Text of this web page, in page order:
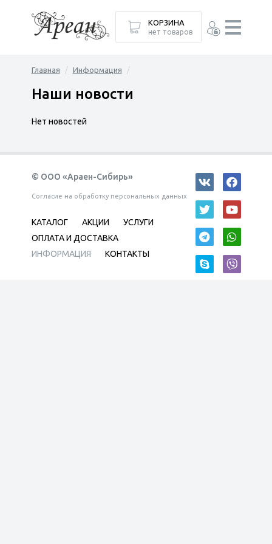
Главная Информация
Наши новости
Нет новостей
КОРЗИНА
нет товаров
© ООО «Араен-Сибирь»
Согласие на обработку персональных данных
КАТАЛОГ АКЦИИ
УСЛУГИ
ОПЛАТА И ДОСТАВКА
ИНФОРМАЦИЯ
КОНТАКТЫ